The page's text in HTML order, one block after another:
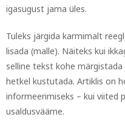
igasugust jama üles.
Tuleks järgida karmimalt
lisada (malle). Näiteks kui
selline tekst kohe
hetkel kustutada. Artiklis on
informeerimiseks – kui viited
usaldusväärne.